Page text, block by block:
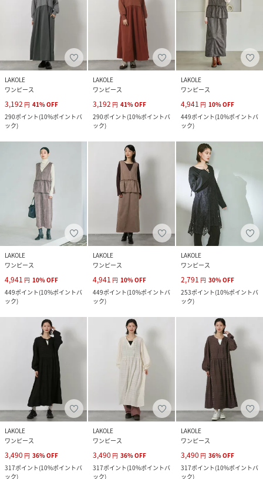
LAKOLE
ワンピース
3,192 円 41%OFF
290ポイント(10%ポイントバ
ック)
LAKOLE
ワンピース
3,192 円 41%OFF
290ポイント(10%ポイントバ
ック)
LAKOLE
ワンピース
4,941 円 10%OFF
449ポイント(10%ポイントバ
ック)
LAKOLE
ワンピース
4,941 円 10%OFF
449ポイント(10%ポイントバ
ック)
LAKOLE
ワンピース
4,941 円 10%OFF
449ポイント(10%ポイントバ
ック)
LAKOLE
ワンピース
2,791 円 30%OFF
253ポイント(10%ポイントバ
ック)
LAKOLE
ワンピース
3,490 円 36%OFF
317ポイント(10%ポイントバ
ック)
LAKOLE
ワンピース
3,490 円 36%OFF
317ポイント(10%ポイントバ
ック)
LAKOLE
ワンピース
3,490 円 36%OFF
317ポイント(10%ポイントバ
ック)